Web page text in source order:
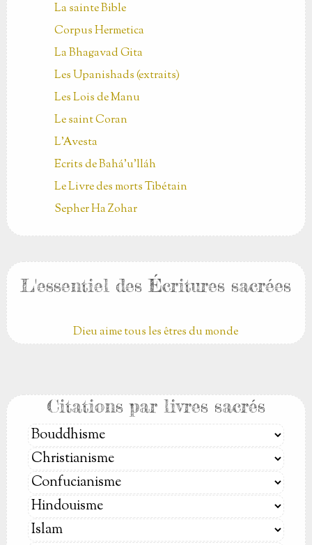
La sainte Bible
Corpus Hermetica
La Bhagavad Gita
Les Upanishads (extraits)
Les Lois de Manu
Le saint Coran
L'Avesta
Ecrits de Bahá’u’lláh
Le Livre des morts Tibétain
Sepher Ha Zohar
L'essentiel des Écritures sacrées
Dieu aime tous les êtres du monde
Citations par livres sacrés